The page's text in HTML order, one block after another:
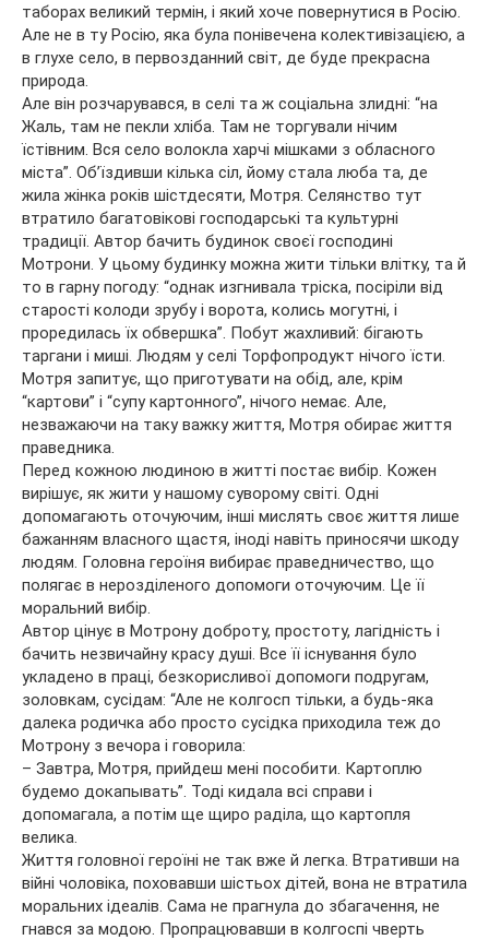
таборах великий термін, і який хоче повернутися в Росію.
Але не в ту Росію, яка була понівечена колективізацією, а
в глухе село, в первозданний світ, де буде прекрасна
природа.
Але він розчарувався, в селі та ж соціальна злидні: “на
Жаль, там не пекли хліба. Там не торгували нічим
їстівним. Вся село волокла харчі мішками з обласного
міста”. Об’їздивши кілька сіл, йому стала люба та, де
жила жінка років шістдесяти, Мотря. Селянство тут
втратило багатовікові господарські та культурні
традиції. Автор бачить будинок своєї господині
Мотрони. У цьому будинку можна жити тільки влітку, та й
то в гарну погоду: “однак изгнивала тріска, посіріли від
старості колоди зрубу і ворота, колись могутні, і
проредилась їх обвершка”. Побут жахливий: бігають
таргани і миші. Людям у селі Торфопродукт нічого їсти.
Мотря запитує, що приготувати на обід, але, крім
“картови” і “супу картонного”, нічого немає. Але,
незважаючи на таку важку життя, Мотря обирає життя
праведника.
Перед кожною людиною в житті постає вибір. Кожен
вирішує, як жити у нашому суворому світі. Одні
допомагають оточуючим, інші мислять своє життя лише
бажанням власного щастя, іноді навіть приносячи шкоду
людям. Головна героїня вибирає праведничество, що
полягає в нерозділеного допомоги оточуючим. Це її
моральний вибір.
Автор цінує в Мотрону доброту, простоту, лагідність і
бачить незвичайну красу душі. Все її існування було
укладено в праці, безкорисливої допомоги подругам,
золовкам, сусідам: “Але не колгосп тільки, а будь-яка
далека родичка або просто сусідка приходила теж до
Мотрону з вечора і говорила:
– Завтра, Мотря, прийдеш мені пособити. Картоплю
будемо докапывать”. Тоді кидала всі справи і
допомагала, а потім ще щиро раділа, що картопля
велика.
Життя головної героїні не так вже й легка. Втративши на
війні чоловіка, поховавши шістьох дітей, вона не втратила
моральних ідеалів. Сама не прагнула до збагачення, не
гнався за модою. Пропрацювавши в колгоспі чверть